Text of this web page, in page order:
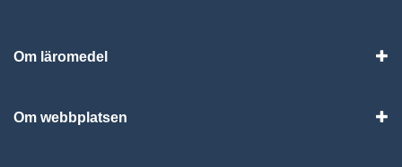
Om läromedel
Om webbplatsen